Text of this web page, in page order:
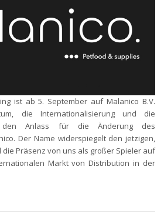
ist ab 5. September auf Malanico B.V.
die Internationalisierung und die
den Anlass für die Änderung des
Der Name widerspiegelt den jetzigen,
Präsenz von uns als großer Spieler auf
Markt von Distribution in der